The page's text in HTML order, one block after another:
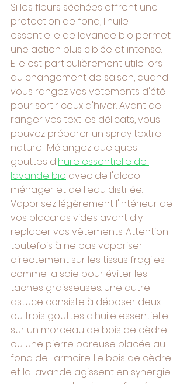
Si les fleurs séchées offrent une
protection de fond, l'huile
essentielle de lavande bio permet
une action plus ciblée et intense.
Elle est particulièrement utile lors
du changement de saison, quand
vous rangez vos vêtements d'été
pour sortir ceux d'hiver. Avant de
ranger vos textiles délicats, vous
pouvez préparer un spray textile
naturel. Mélangez quelques
gouttes d'huile essentielle de
lavande bio avec de l'alcool
ménager et de l'eau distillée.
Vaporisez légèrement l'intérieur de
vos placards vides avant d'y
replacer vos vêtements. Attention
toutefois à ne pas vaporiser
directement sur les tissus fragiles
comme la soie pour éviter les
taches graisseuses. Une autre
astuce consiste à déposer deux
ou trois gouttes d'huile essentielle
sur un morceau de bois de cèdre
ou une pierre poreuse placée au
fond de l'armoire. Le bois de cèdre
et la lavande agissent en synergie